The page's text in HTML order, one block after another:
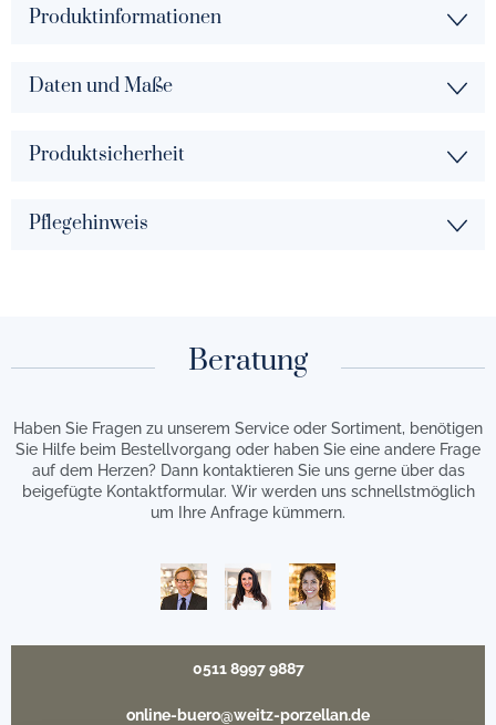
Produktinformationen
Daten und Maße
Produktsicherheit
Pflegehinweis
Beratung
Haben Sie Fragen zu unserem Service oder Sortiment, benötigen
Sie Hilfe beim Bestellvorgang oder haben Sie eine andere Frage
auf dem Herzen? Dann kontaktieren Sie uns gerne über das
beigefügte Kontaktformular. Wir werden uns schnellstmöglich
um Ihre Anfrage kümmern.
0511 8997 9887
online-buero@weitz-porzellan.de